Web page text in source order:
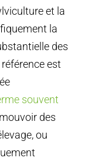
et la
la
des
est
souvent
des
ou